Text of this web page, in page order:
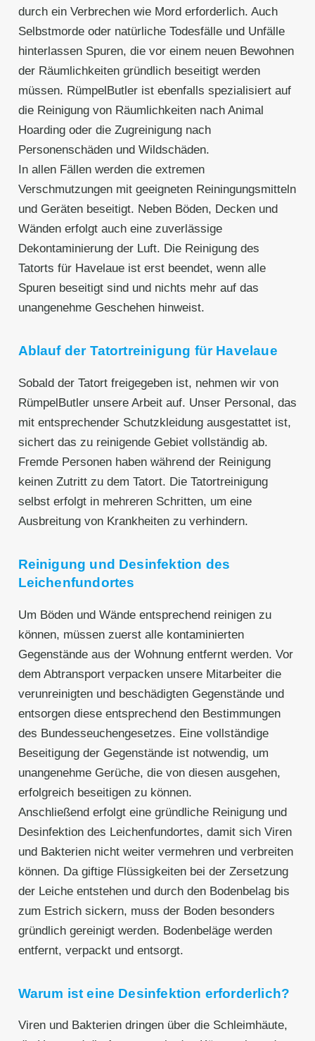
durch ein Verbrechen wie Mord erforderlich. Auch
Selbstmorde oder natürliche Todesfälle und Unfälle
hinterlassen Spuren, die vor einem neuen Bewohnen
der Räumlichkeiten gründlich beseitigt werden
müssen. RümpelButler ist ebenfalls spezialisiert auf
die Reinigung von Räumlichkeiten nach Animal
Hoarding oder die Zugreinigung nach
Personenschäden und Wildschäden.
In allen Fällen werden die extremen
Verschmutzungen mit geeigneten Reiningungsmitteln
und Geräten beseitigt. Neben Böden, Decken und
Wänden erfolgt auch eine zuverlässige
Dekontaminierung der Luft. Die Reinigung des
Tatorts für Havelaue ist erst beendet, wenn alle
Spuren beseitigt sind und nichts mehr auf das
unangenehme Geschehen hinweist.
Ablauf der Tatortreinigung für Havelaue
Sobald der Tatort freigegeben ist, nehmen wir von
RümpelButler unsere Arbeit auf. Unser Personal, das
mit entsprechender Schutzkleidung ausgestattet ist,
sichert das zu reinigende Gebiet vollständig ab.
Fremde Personen haben während der Reinigung
keinen Zutritt zu dem Tatort. Die Tatortreinigung
selbst erfolgt in mehreren Schritten, um eine
Ausbreitung von Krankheiten zu verhindern.
Reinigung und Desinfektion des
Leichenfundortes
Um Böden und Wände entsprechend reinigen zu
können, müssen zuerst alle kontaminierten
Gegenstände aus der Wohnung entfernt werden. Vor
dem Abtransport verpacken unsere Mitarbeiter die
verunreinigten und beschädigten Gegenstände und
entsorgen diese entsprechend den Bestimmungen
des Bundesseuchengesetzes. Eine vollständige
Beseitigung der Gegenstände ist notwendig, um
unangenehme Gerüche, die von diesen ausgehen,
erfolgreich beseitigen zu können.
Anschließend erfolgt eine gründliche Reinigung und
Desinfektion des Leichenfundortes, damit sich Viren
und Bakterien nicht weiter vermehren und verbreiten
können. Da giftige Flüssigkeiten bei der Zersetzung
der Leiche entstehen und durch den Bodenbelag bis
zum Estrich sickern, muss der Boden besonders
gründlich gereinigt werden. Bodenbeläge werden
entfernt, verpackt und entsorgt.
Warum ist eine Desinfektion erforderlich?
Viren und Bakterien dringen über die Schleimhäute,